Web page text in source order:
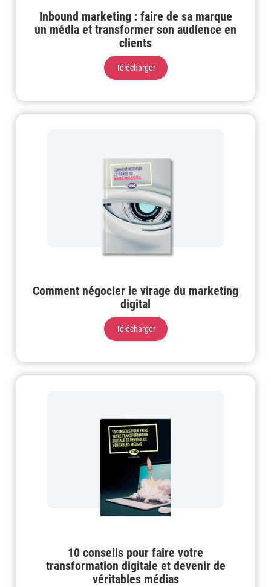
Inbound marketing : faire de sa marque
un média et transformer son audience en
clients
Télécharger
Comment négocier le virage du marketing
digital
Télécharger
10 conseils pour faire votre
transformation digitale et devenir de
véritables médias